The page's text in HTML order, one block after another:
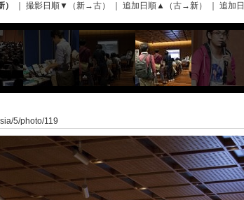
撮影日順▼（新→古） 追加日順▲（古→新） 追加
5/photo/119